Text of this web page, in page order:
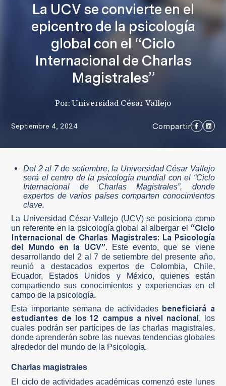
La UCV se convierte en el
epicentro de la psicología
global con el “Ciclo
Internacional de Charlas
Magistrales”
Por: Universidad César Vallejo
Septiembre 4, 2024 Compartir
Del 2 al 7 de setiembre, la Universidad César Vallejo
será el centro de la psicología mundial con el “Ciclo
Internacional de Charlas Magistrales”, donde
expertos de varios países comparten conocimientos
clave.
La Universidad César Vallejo (UCV) se posiciona como
un referente en la psicología global al albergar el “Ciclo
Internacional de Charlas Magistrales: La Psicología
del Mundo en la UCV”. Este evento, que se viene
desarrollando del 2 al 7 de setiembre del presente año,
reunió a destacados expertos de Colombia, Chile,
Ecuador, Estados Unidos y México, quienes están
compartiendo sus conocimientos y experiencias en el
campo de la psicología.
Esta importante semana de actividades beneficiará a
estudiantes de los 12 campus a nivel nacional, los
cuales podrán ser partícipes de las charlas magistrales,
donde aprenderán sobre las nuevas tendencias globales
alrededor del mundo de la Psicología.
Charlas magistrales
El ciclo de actividades académicas comenzó este lunes